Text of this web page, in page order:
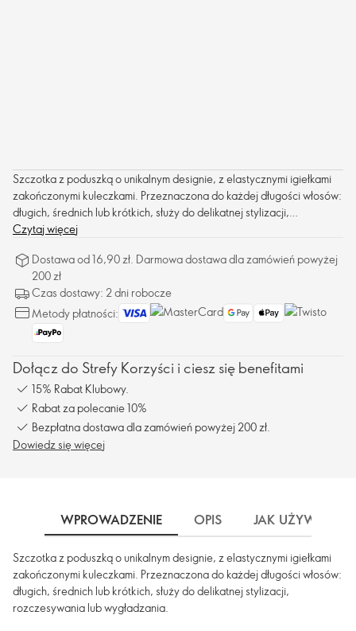
Szczotka z poduszką o unikalnym designie, z elastycznymi igiełkami
zakończonymi kuleczkami. Przeznaczona do każdej długości włosów:
długich, średnich lub krótkich, służy do delikatnej stylizacji,
rozczesywania lub wygładzania.
Czytaj więcej
Dostawa od 16,90 zł. Darmowa dostawa dla zamówień powyżej
200 zł
Czas dostawy: 2 dni robocze
Metody płatności:
Dołącz do Strefy Korzyści i ciesz się benefitami
15% Rabat Klubowy.
Rabat za polecanie 10%
Bezpłatna dostawa dla zamówień powyżej 200 zł.
Dowiedz się więcej
WPROWADZENIE OPIS JAK UŻYWAĆ
Szczotka z poduszką o unikalnym designie, z elastycznymi igiełkami
zakończonymi kuleczkami. Przeznaczona do każdej długości włosów:
długich, średnich lub krótkich, służy do delikatnej stylizacji,
rozczesywania lub wygładzania.